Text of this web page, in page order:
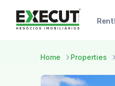
Rent
Home Properties